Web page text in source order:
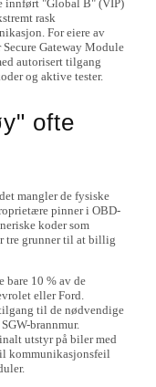
innført "Global B" (VIP)
rask
For eiere av
Gateway Module
autorisert tilgang
og aktive tester.
ofte
mangler de fysiske
pinner i OBD-
koder som
tre grunner til at billig
bare 10 % av de
eller Ford.
til de nødvendige
brannmur.
utstyr på biler med
kommunikasjonsfeil